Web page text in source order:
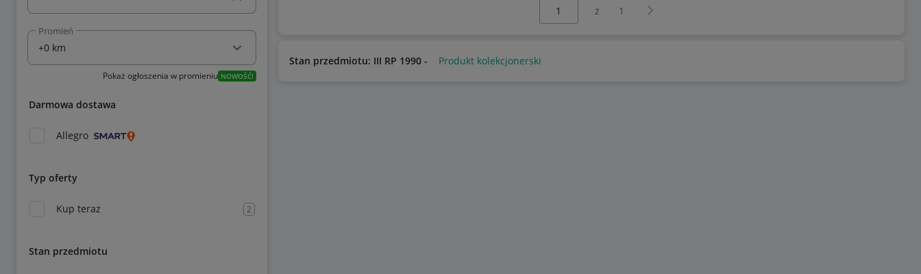
Promień
Pokaż ogłoszenia w promieniu NOWOŚĆ!
Darmowa dostawa
Allegro
Typ oferty
Kup teraz 2
Stan przedmiotu
z 1 Następna strona
Stan przedmiotu: III RP 1990 - Produkt kolekcjonerski